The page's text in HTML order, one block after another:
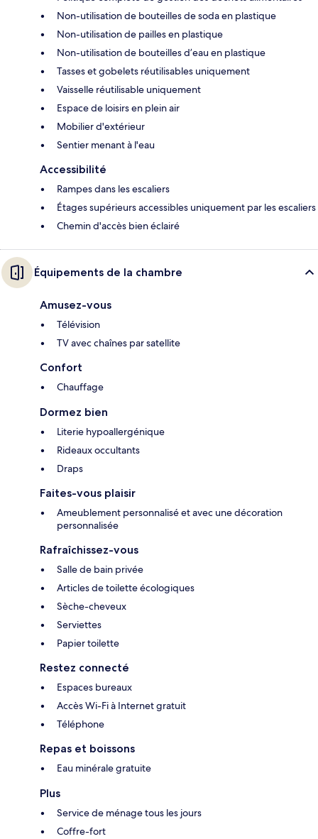
Non-utilisation de bouteilles de soda en plastique
Non-utilisation de pailles en plastique
Non-utilisation de bouteilles d’eau en plastique
Tasses et gobelets réutilisables uniquement
Vaisselle réutilisable uniquement
Espace de loisirs en plein air
Mobilier d'extérieur
Sentier menant à l'eau
Accessibilité
Rampes dans les escaliers
Étages supérieurs accessibles uniquement par les escaliers
Chemin d'accès bien éclairé
Équipements de la chambre
Amusez-vous
Télévision
TV avec chaînes par satellite
Confort
Chauffage
Dormez bien
Literie hypoallergénique
Rideaux occultants
Draps
Faites-vous plaisir
Ameublement personnalisé et avec une décoration
personnalisée
Rafraîchissez-vous
Salle de bain privée
Articles de toilette écologiques
Sèche-cheveux
Serviettes
Papier toilette
Restez connecté
Espaces bureaux
Accès Wi-Fi à Internet gratuit
Téléphone
Repas et boissons
Eau minérale gratuite
Plus
Service de ménage tous les jours
Coffre-fort